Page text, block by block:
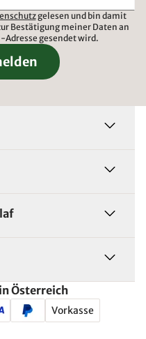
gelesen und bin damit
Bestätigung meiner Daten an
gesendet wird.
Österreich
Vorkasse